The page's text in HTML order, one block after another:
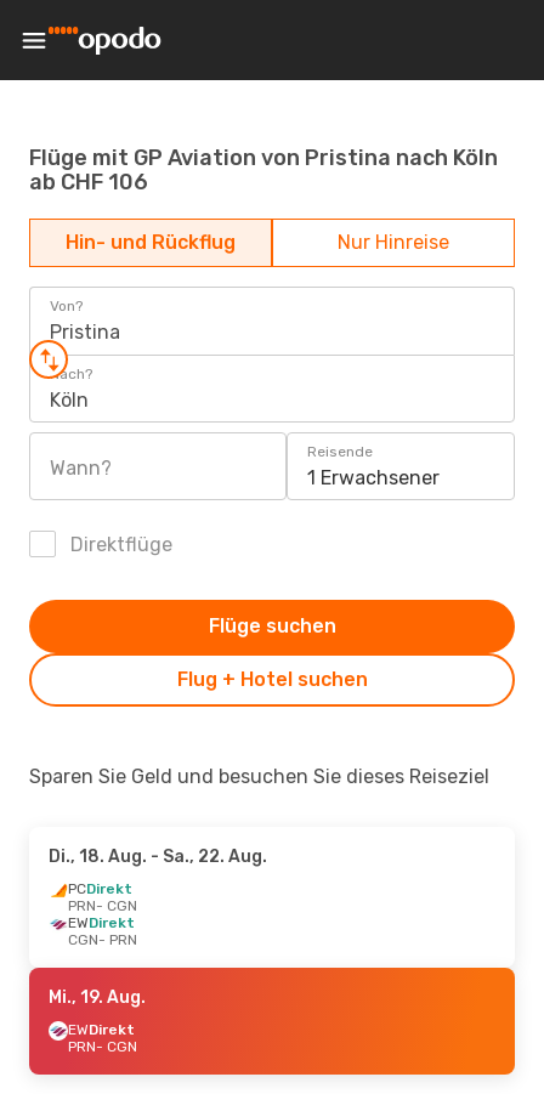
Flüge mit GP Aviation von Pristina nach Köln
ab CHF 106
Hin- und Rückflug Nur Hinreise
Von?
Pristina
Nach?
Köln
Wann?
Reisende
1 Erwachsener
Direktflüge
Flug + Hotel suchen
Flüge suchen
Sparen Sie Geld und besuchen Sie dieses Reiseziel
Di., 18. Aug. - Sa., 22. Aug.
PCDirekt
PRN- CGN
EWDirekt
CGN- PRN
Mi., 19. Aug.
EWDirekt
PRN- CGN